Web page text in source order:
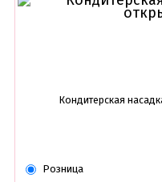
Кондитерская
Розница